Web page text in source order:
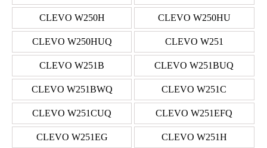
CLEVO W250H CLEVO W250HU
CLEVO W250HUQ CLEVO W251
CLEVO W251B CLEVO W251BUQ
CLEVO W251BWQ CLEVO W251C
CLEVO W251CUQ CLEVO W251EFQ
CLEVO W251EG CLEVO W251H